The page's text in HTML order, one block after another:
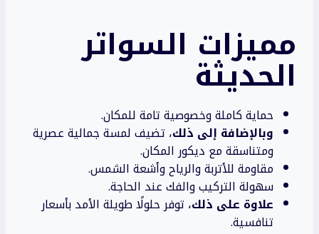
مميزات السواتر
الحديثة
حماية كاملة وخصوصية تامة للمكان.
وبالإضافة إلى ذلك، تضيف لمسة جمالية عصرية
ومتناسقة مع ديكور المكان.
مقاومة للأتربة والرياح وأشعة الشمس.
سهولة التركيب والفك عند الحاجة.
علاوة على ذلك، توفر حلولًا طويلة الأمد بأسعار
تنافسية.